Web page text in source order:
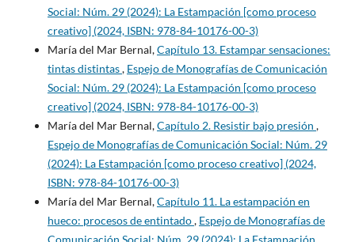
Social: Núm. 29 (2024): La Estampación [como proceso
creativo] (2024, ISBN: 978-84-10176-00-3)
María del Mar Bernal,Capítulo 13. Estampar sensaciones:
tintas distintas, Espejo de Monografías de Comunicación
Social: Núm. 29 (2024): La Estampación [como proceso
creativo] (2024, ISBN: 978-84-10176-00-3)
María del Mar Bernal,Capítulo 2. Resistir bajo presión ,
Espejo de Monografías de Comunicación Social: Núm. 29
(2024): La Estampación [como proceso creativo] (2024,
ISBN: 978-84-10176-00-3)
María del Mar Bernal,Capítulo 11. La estampación en
hueco: procesos de entintado, Espejo de Monografías de
Comunicación Social: Núm. 29 (2024): La Estampación